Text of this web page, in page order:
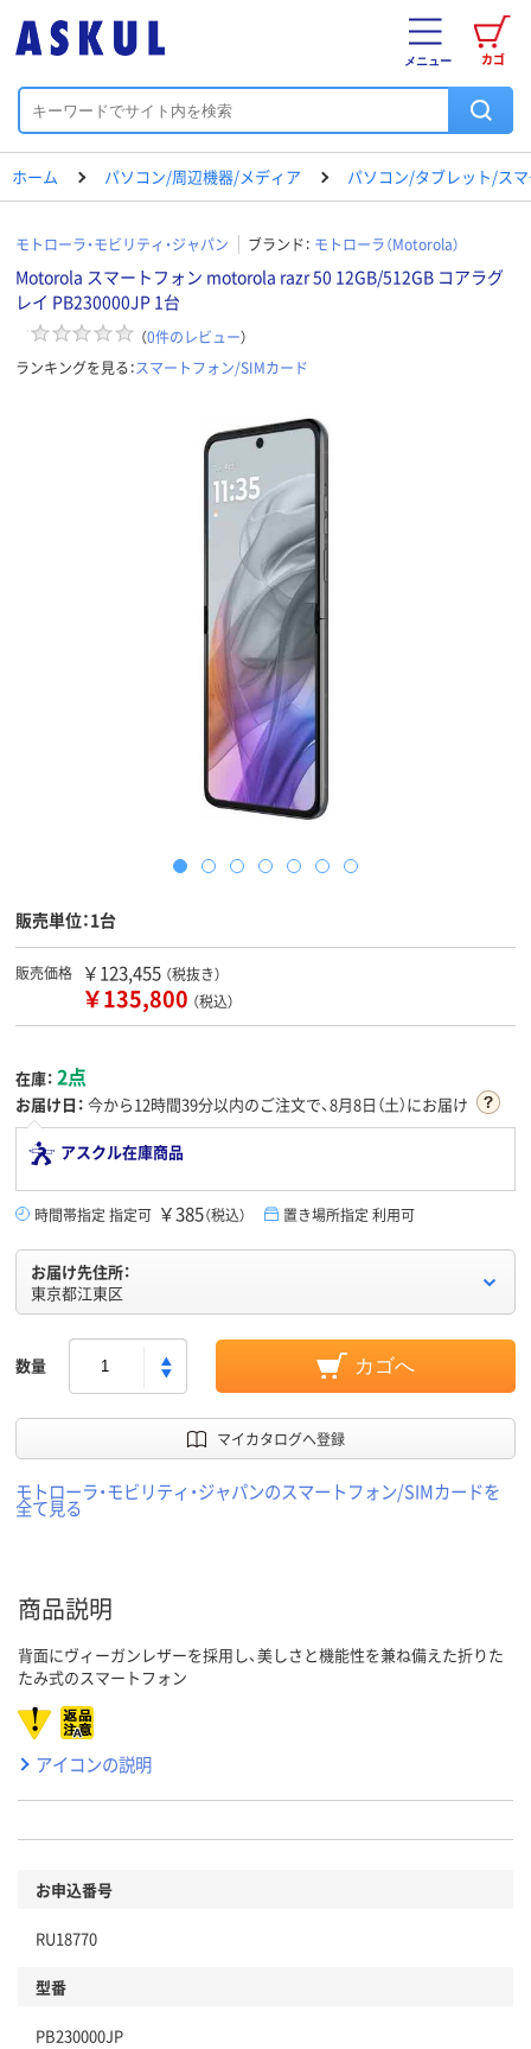
カゴ
メニュー
ホーム パソコン/周辺機器/メディア パソコン/タブレット/ス
モトローラ・モビリティ・ジャパン ブランド： モトローラ（Motorola）
Motorola スマートフォン motorola razr 50 12GB/512GB コアラグ
レイ PB230000JP 1台
（0件のレビュー）
ランキングを見る：スマートフォン/SIMカード
販売単位：1台
販売価格 ￥123,455 （税抜き）
￥135,800 （税込）
在庫： 2点
お届け日： 今から12時間39分以内のご注文で、8月8日（土）にお届け
アスクル在庫商品
時間帯指定 指定可 ￥385（税込） 置き場所指定 利用可
お届け先住所：
東京都江東区
数量 カゴへ
マイカタログへ登録
モトローラ・モビリティ・ジャパンのスマートフォン/SIMカードを
全て見る
商品説明
背面にヴィーガンレザーを採用し、美しさと機能性を兼ね備えた折りた
たみ式のスマートフォン
アイコンの説明
お申込番号
RU18770
型番
PB230000JP